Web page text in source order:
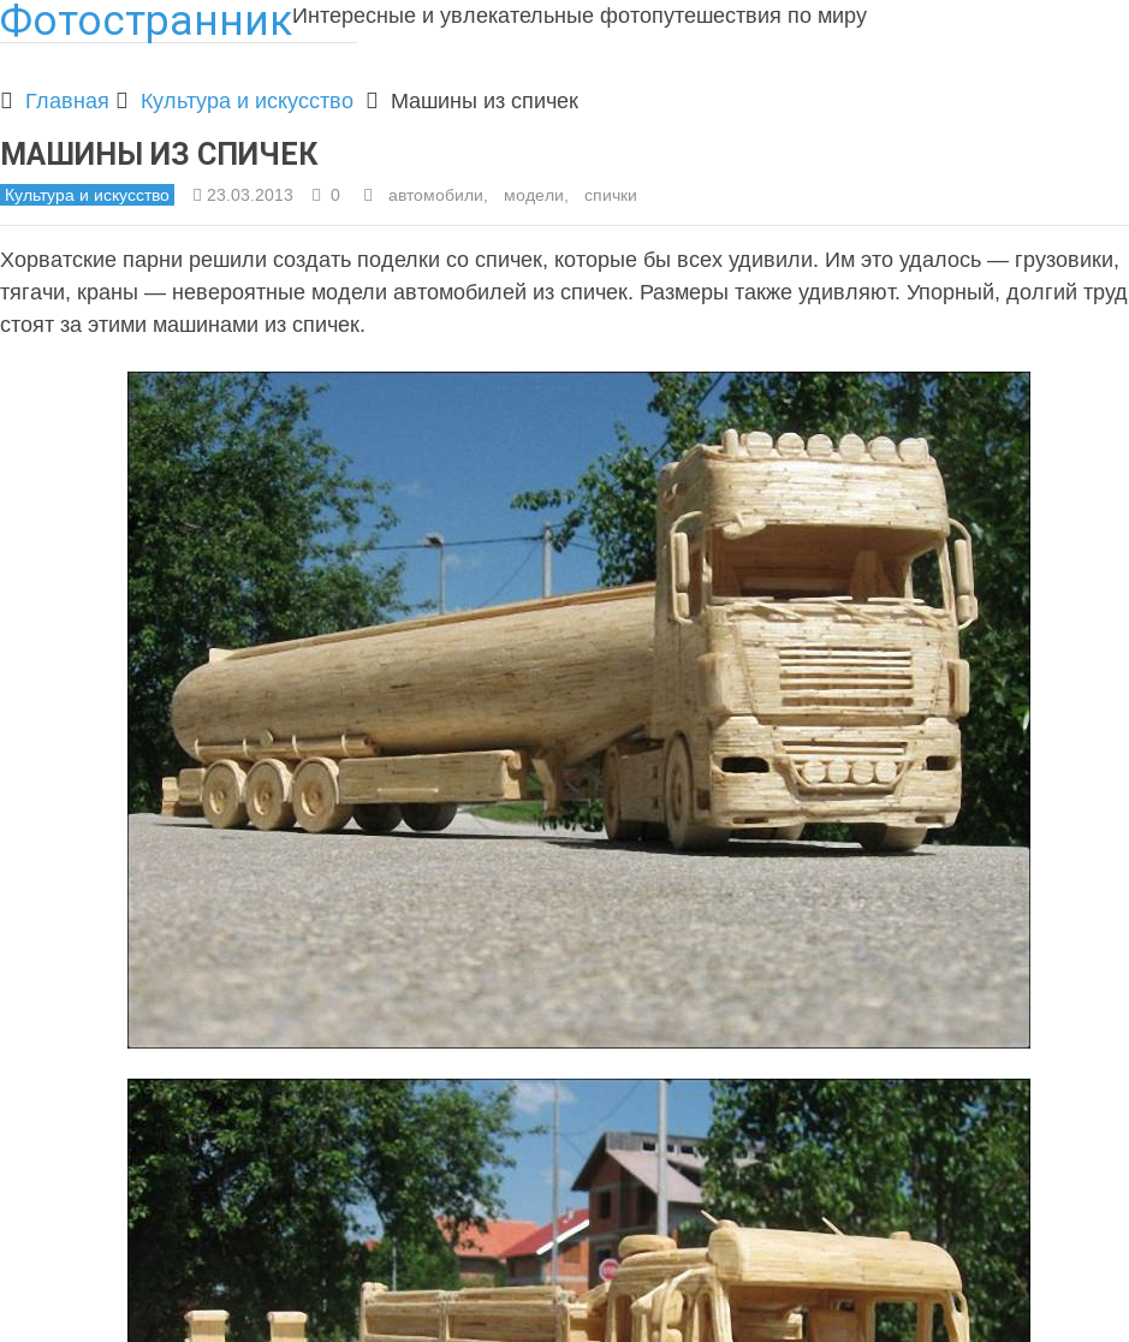
ФотостранникИнтересные и увлекательные фотопутешествия по миру
Главная Культура и искусство Машины из спичек
МАШИНЫ ИЗ СПИЧЕК
Культура и искусство 23.03.2013 0 автомобили модели спички
Хорватские парни решили создать поделки со спичек, которые бы всех удивили. Им это удалось — грузовики,
тягачи, краны — невероятные модели автомобилей из спичек. Размеры также удивляют. Упорный, долгий труд
стоят за этими машинами из спичек.